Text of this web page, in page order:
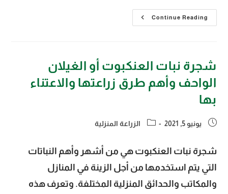
Continue Readingنبتة
العنكبوت
طرق
العناية
شجرة نبات العنكبوت أو الغيلان
الواحف وأهم طرق زراعتها والاعتناء
بها
Post
يونيو 5, 2021
Post
الزراعة المنزلية
شجرة نبات العنكبوت هي من أشهر وأهم النباتات
التي يتم استخدمها من أجل الزينة في المنازل
والمكاتب والحدائق المنزلية المختلفة. وتعرف هذه